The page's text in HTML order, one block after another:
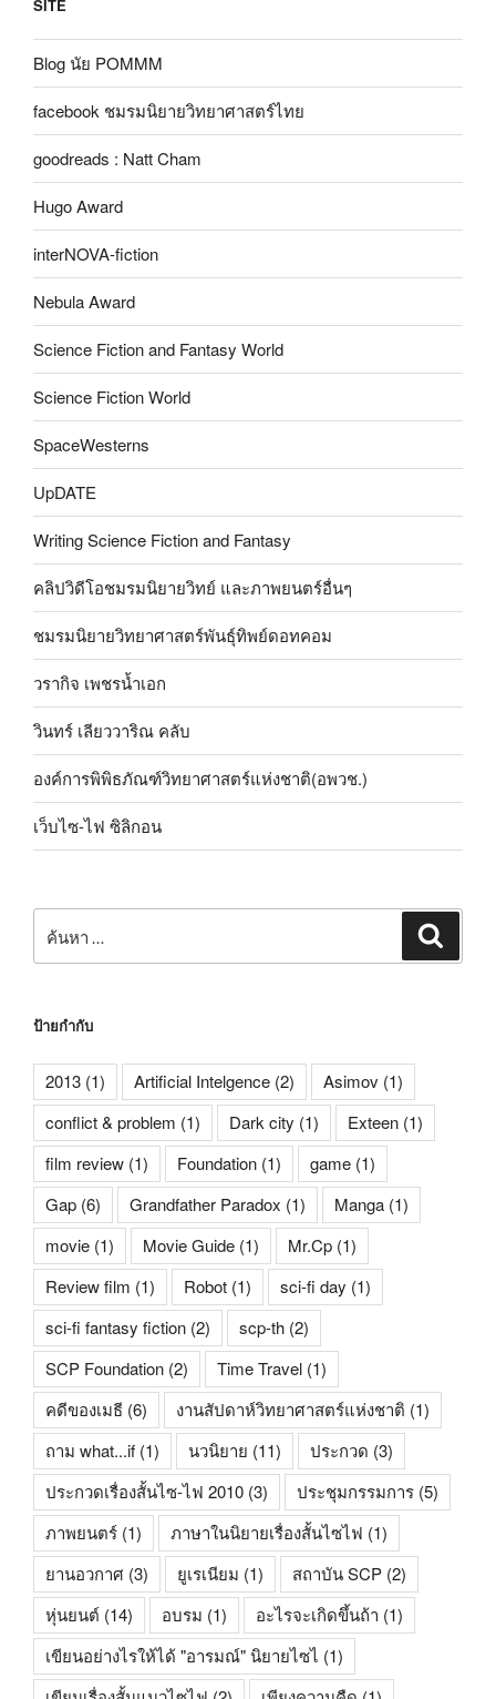
SITE
Blog นัย POMMM
facebook ชมรมนิยายวิทยาศาสตร์ไทย
goodreads : Natt Cham
Hugo Award
interNOVA-fiction
Nebula Award
Science Fiction and Fantasy World
Science Fiction World
SpaceWesterns
UpDATE
Writing Science Fiction and Fantasy
คลิปวิดีโอชมรมนิยายวิทย์ และภาพยนตร์อื่นๆ
ชมรมนิยายวิทยาศาสตร์พันธุ์ทิพย์ดอทคอม
วรากิจ เพชรน้ำเอก
วินทร์ เลียววาริณ คลับ
องค์การพิพิธภัณฑ์วิทยาศาสตร์แห่งชาติ(อพวช.)
เว็บไซ-ไฟ ซิลิกอน
ป้ายกำกับ
2013 (1) Artificial Intelgence (2) Asimov (1)
conflict & problem (1) Dark city (1) Exteen (1)
film review (1) Foundation (1) game (1)
Gap (6) Grandfather Paradox (1) Manga (1)
movie (1) Movie Guide (1) Mr.Cp (1)
Review film (1) Robot (1) sci-fi day (1)
sci-fi fantasy fiction (2) scp-th (2)
SCP Foundation (2) Time Travel (1)
คดีของเมธี (6) งานสัปดาห์วิทยาศาสตร์แห่งชาติ (1)
ถาม what...if (1) นวนิยาย (11) ประกวด (3)
ประกวดเรื่องสั้นไซ-ไฟ 2010 (3) ประชุมกรรมการ (5)
ภาพยนตร์ (1) ภาษาในนิยายเรื่องสั้นไซไฟ (1)
ยานอวกาศ (3) ยูเรเนียม (1) สถาบัน SCP (2)
หุ่นยนต์ (14) อบรม (1) อะไรจะเกิดขึ้นถ้า (1)
เขียนอย่างไรให้ได้ "อารมณ์" นิยายไซไ (1)